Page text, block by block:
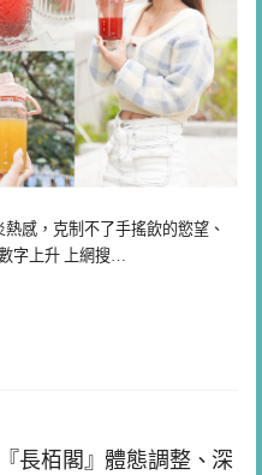
感，克制不了手搖飲的慾望、
字上升 上網搜…
長栢閣』體態調整、深